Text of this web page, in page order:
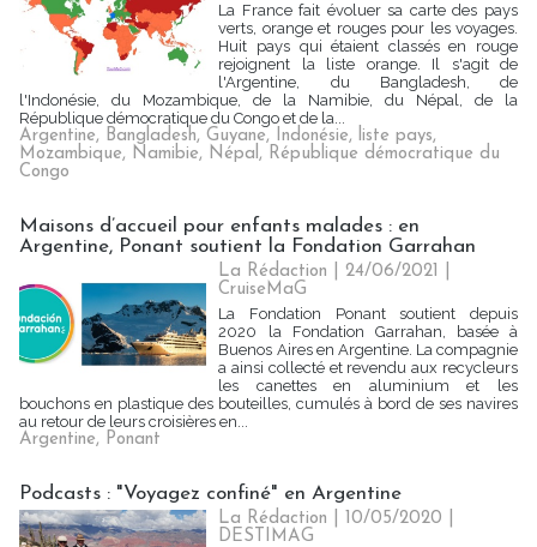
La France fait évoluer sa carte des pays
verts, orange et rouges pour les voyages.
Huit pays qui étaient classés en rouge
rejoignent la liste orange. Il s'agit de
l'Argentine, du Bangladesh, de
l'Indonésie, du Mozambique, de la Namibie, du Népal, de la
République démocratique du Congo et de la...
Argentine, Bangladesh, Guyane, Indonésie, liste pays,
Mozambique, Namibie, Népal, République démocratique du
Congo
Maisons d’accueil pour enfants malades : en
Argentine, Ponant soutient la Fondation Garrahan
La Rédaction | 24/06/2021
CruiseMaG
La Fondation Ponant soutient depuis
2020 la Fondation Garrahan, basée à
Buenos Aires en Argentine. La compagnie
a ainsi collecté et revendu aux recycleurs
les canettes en aluminium et les
bouchons en plastique des bouteilles, cumulés à bord de ses navires
au retour de leurs croisières en...
Argentine, Ponant
Podcasts : "Voyagez confiné" en Argentine
La Rédaction | 10/05/2020
DESTIMAG